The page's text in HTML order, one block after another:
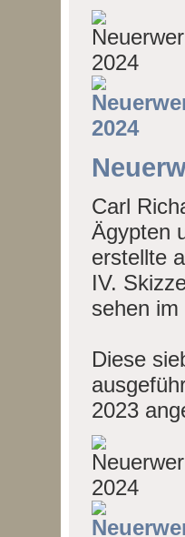
Carl
Ägypten
erstellte
IV.
sehen
Diese
2023